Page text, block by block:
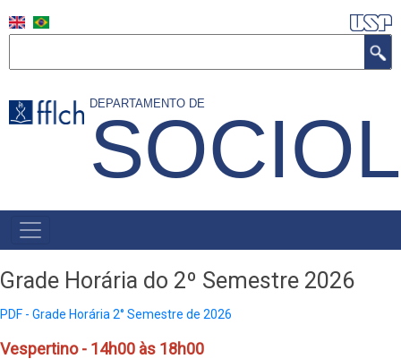
para
principal
DEPARTAMENTO DE
NAVEGAÇÃO
PRINCIPAL
Grade Horária do 2º Semestre 2026
PDF - Grade Horária 2° Semestre de 2026
Vespertino - 14h00 às 18h00